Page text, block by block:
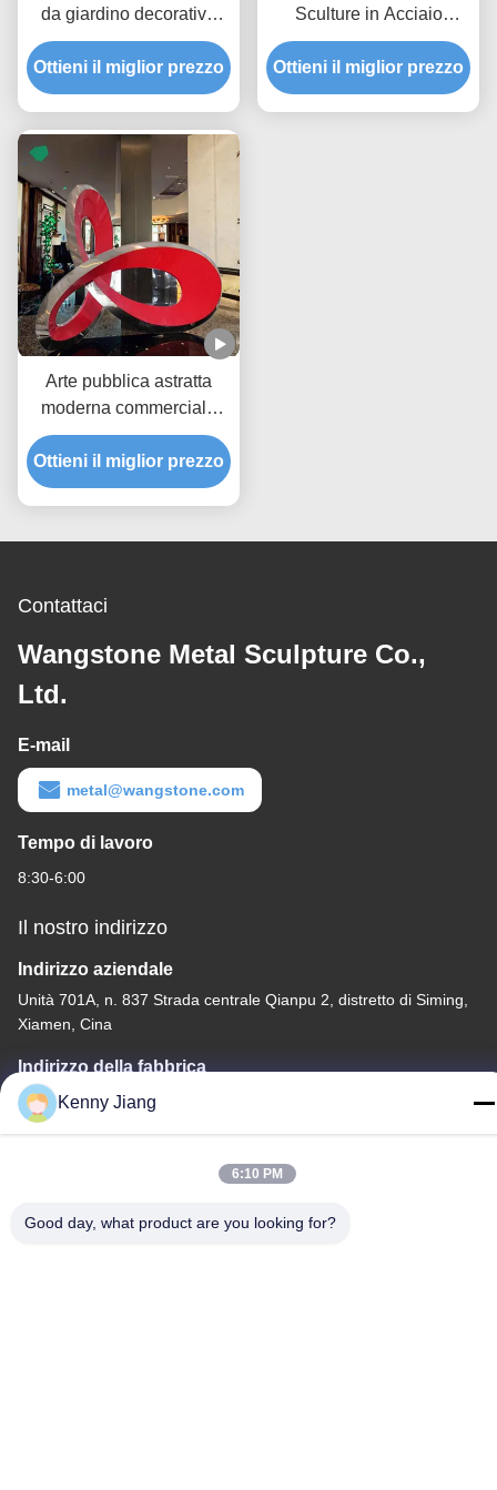
da giardino decorativa
pubblica, in acciaio
inossidabile verniciato, a
forma di rosa
Ottieni il miglior prezzo
Sculture in Acciaio
Decorative Moderne
Pubbliche Esterni
Personalizzate
Ottieni il miglior prezzo
Arte pubblica astratta
moderna commerciale
grande Scultura in
acciaio inossidabile
Ottieni il miglior prezzo
Contattaci
Wangstone Metal Sculpture Co.,
Ltd.
E-mail
metal@wangstone.com
Tempo di lavoro
8:30-6:00
Il nostro indirizzo
Indirizzo aziendale
Unità 701A, n. 837 Strada centrale Qianpu 2, distretto di Siming,
Xiamen, Cina
Indirizzo della fabbrica
No. 72, Yongjun Road, villaggio Wufeng, città di Chongwu,
Quanzhou, Fujian, Cina
Kenny Jiang
6:10 PM
Good day, what product are you looking for?